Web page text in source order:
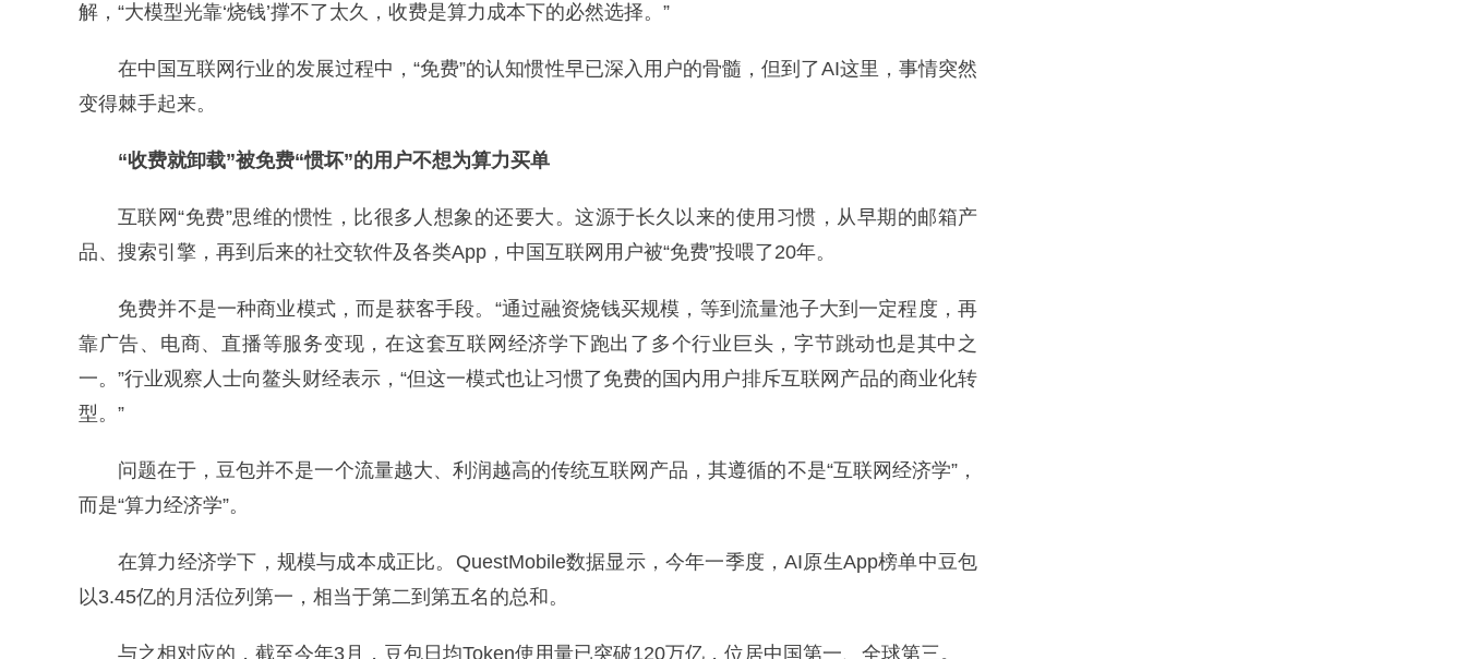
解，“大模型光靠‘烧钱’撑不了太久，收费是算力成本下的必然选择。”
在中国互联网行业的发展过程中，“免费”的认知惯性早已深入用户的骨髓，但到了AI这里，事情突然
变得棘手起来。
“收费就卸载”被免费“惯坏”的用户不想为算力买单
互联网“免费”思维的惯性，比很多人想象的还要大。这源于长久以来的使用习惯，从早期的邮箱产
品、搜索引擎，再到后来的社交软件及各类App，中国互联网用户被“免费”投喂了20年。
免费并不是一种商业模式，而是获客手段。“通过融资烧钱买规模，等到流量池子大到一定程度，再
靠广告、电商、直播等服务变现，在这套互联网经济学下跑出了多个行业巨头，字节跳动也是其中之
一。”行业观察人士向鳌头财经表示，“但这一模式也让习惯了免费的国内用户排斥互联网产品的商业化转
型。”
问题在于，豆包并不是一个流量越大、利润越高的传统互联网产品，其遵循的不是“互联网经济学”，
而是“算力经济学”。
在算力经济学下，规模与成本成正比。QuestMobile数据显示，今年一季度，AI原生App榜单中豆包
以3.45亿的月活位列第一，相当于第二到第五名的总和。
与之相对应的，截至今年3月，豆包日均Token使用量已突破120万亿，位居中国第一、全球第三。